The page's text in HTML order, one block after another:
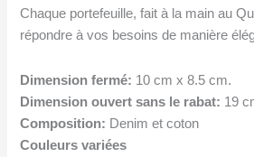
Chaque portefeuille, fait à la main au
répondre à vos besoins de manière
Dimension fermé: 10 cm x 8.5 cm.
Dimension ouvert sans le rabat: 19
Composition: Denim et coton
Couleurs variées